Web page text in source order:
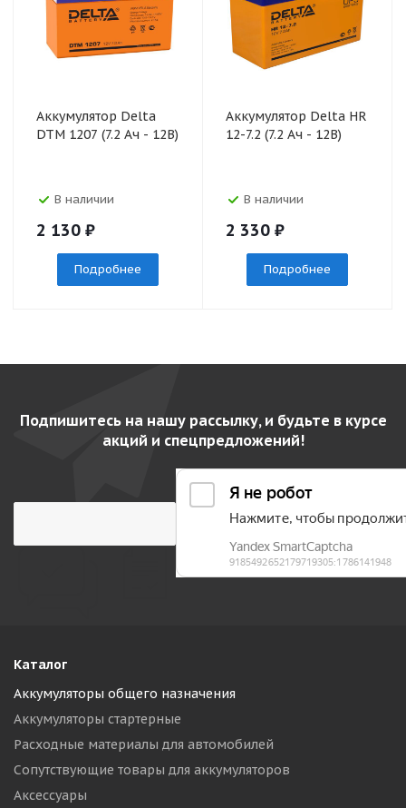
Аккумулятор Delta
DTM 1207 (7.2 Ач - 12В)
В наличии
2 130 ₽
Подробнее
Аккумулятор Delta HR
12-7.2 (7.2 Ач - 12В)
В наличии
2 330 ₽
Подробнее
Подпишитесь на нашу рассылку, и будьте в курсе
акций и спецпредложений!
Каталог
Аккумуляторы общего назначения
Аккумуляторы стартерные
Расходные материалы для автомобилей
Сопутствующие товары для аккумуляторов
Аксессуары